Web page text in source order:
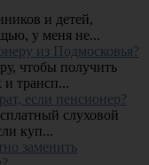
и детей,
у меня не...
из Подмосковья?
чтобы получить
и трансп...
если пенсионер?
слуховой
куп...
заменить